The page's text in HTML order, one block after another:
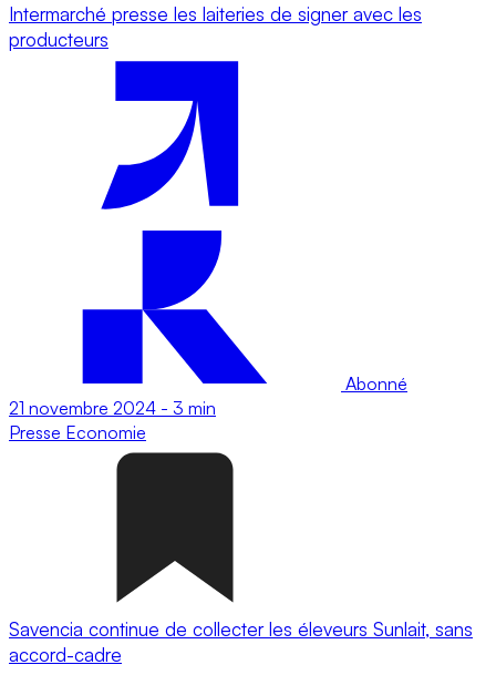
Intermarché presse les laiteries de signer avec les
producteurs
Abonné
21 novembre 2024 - 3 min
Presse Economie
Savencia continue de collecter les éleveurs Sunlait, sans
accord-cadre